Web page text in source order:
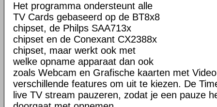
Het programma ondersteunt alle
TV Cards gebaseerd op de BT8x8
chipset, de Philps SAA713x
chipset en de Conexant CX2388x
chipset, maar werkt ook met
welke opname apparaat dan ook
zoals Webcam en Grafische kaarten met
verschillende features om uit te kiezen. De
live TV stream pauzeren, zodat je een pauze